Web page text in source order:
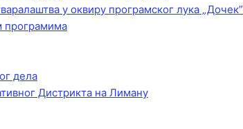
у оквиру програмског лука „Дочек”
програмима
дела
Дистрикта на Лиману